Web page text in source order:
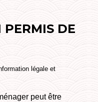
PERMIS DE
légale et
peut être